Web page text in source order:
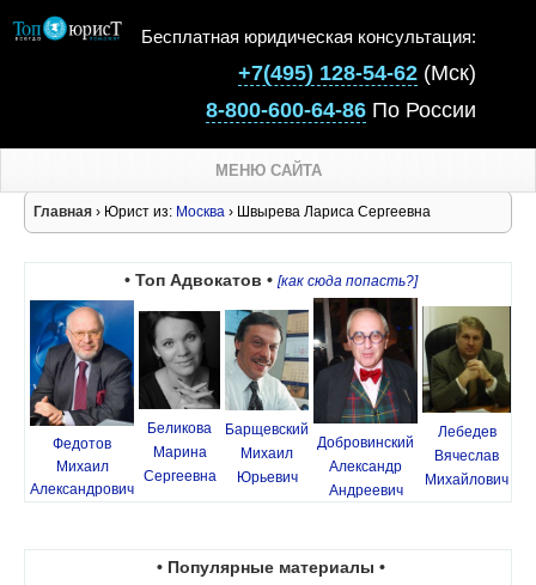
Бесплатная юридическая консультация:
+7(495) 128-54-62 (Мск)
8-800-600-64-86 По России
МЕНЮ САЙТА
Главная › Юрист из: Москва › Швырева Лариса Сергеевна
• Топ Адвокатов • [как сюда попасть?]
Федотов
Михаил
Александрович
Беликова
Марина
Сергеевна
Барщевский
Михаил
Юрьевич
Добровинский
Александр
Андреевич
Лебедев
Вячеслав
Михайлович
• Популярные материалы •